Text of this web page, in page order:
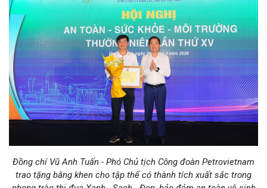
Đồng chí Vũ Anh Tuấn - Phó Chủ tịch Công đoàn Petrovietnam
trao tặng bằng khen cho tập thể có thành tích xuất sắc trong